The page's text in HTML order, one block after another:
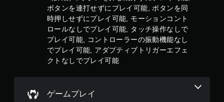
ボタンを連打せずにプレイ可能, ボタンを同
時押しせずにプレイ可能, モーションコント
ロールなしでプレイ可能, タッチ操作なしで
プレイ可能, コントローラーの振動機能なし
でプレイ可能, アダプティブトリガーエフェ
クトなしでプレイ可能
振
動
能
な
し
で
プ
イ
ゲームプレイ